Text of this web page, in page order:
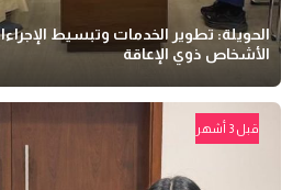
الحويلة: تطوير الخدمات وتبسيط
الأشخاص ذوي الإعاقة
قبل 3 أشهر